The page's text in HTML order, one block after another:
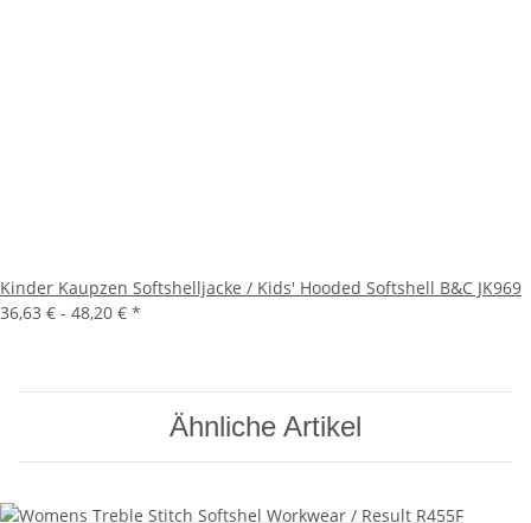
Kinder Kaupzen Softshelljacke / Kids' Hooded Softshell B&C JK969
36,63 € - 48,20 € *
Ähnliche Artikel